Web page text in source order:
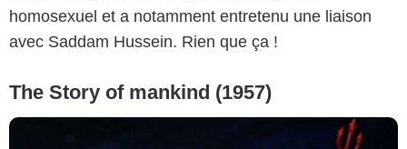
homosexuel et a notamment entretenu une liaison
avec Saddam Hussein. Rien que ça !
The Story of mankind (1957)